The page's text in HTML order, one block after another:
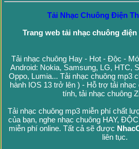
Tải Nhạc Chuông Điện
Trang web tải nhạc chuông
Tải nhạc chuông Hay - Hot - Độc -
Android: Nokia, Samsung, LG, HTC,
Oppo, Lumia... Tải nhạc chuông mp3
hành IOS 13 trở lên ) - Hỗ trợ tải
tính, tải nhạc chuông
Tải nhạc chuông mp3 miễn phí chất
của bạn, nghe nhạc chuông HAY,
miễn phí online. Tất cả sẽ được
liên tục.